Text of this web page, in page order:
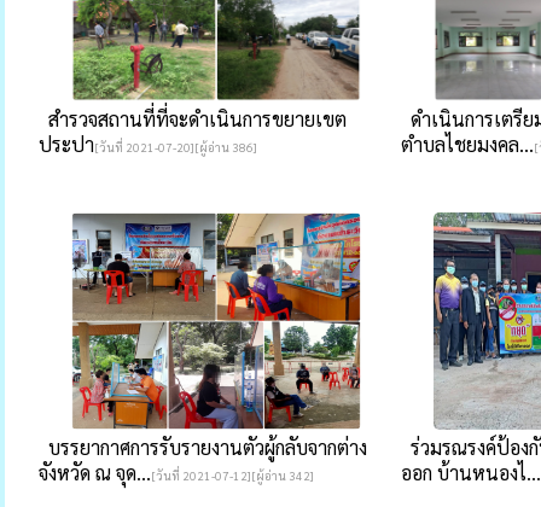
สำรวจสถานที่ที่จะดำเนินการขยายเขต
ประปา[วันที่ 2021-07-20][ผู้อ่าน 386]
ดำเนินการเตรี
ตำบลไชยมงคล...[
บรรยากาศการรับรายงานตัวผู้กลับจากต่าง
จังหวัด ณ จุด...[วันที่ 2021-07-12][ผู้อ่าน 342]
ร่วมรณรงค์ป้อง
ออก บ้านหนองไ...